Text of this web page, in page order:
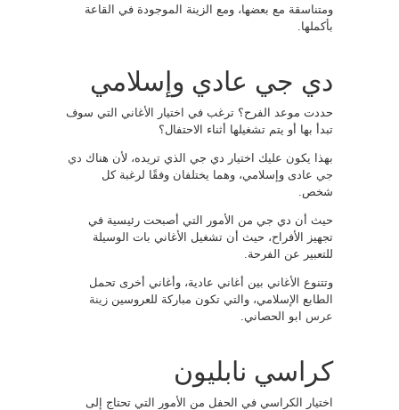
ومتناسقة مع بعضها، ومع الزينة الموجودة في القاعة
بأكملها.
دي جي عادي وإسلامي
حددت موعد الفرح؟ ترغب في اختيار الأغاني التي سوف
تبدأ بها أو يتم تشغيلها أثناء الاحتفال؟
بهذا يكون عليك اختيار دي جي الذي تريده، لأن هناك دي
جي عادى وإسلامي، وهما يختلفان وفقًا لرغبة كل
شخص.
حيث أن دي جي من الأمور التي أصبحت رئيسية في
تجهيز الأفراح، حيث أن تشغيل الأغاني بات الوسيلة
للتعبير عن الفرحة.
وتتنوع الأغاني بين أغاني عادية، وأغاني أخرى تحمل
الطابع الإسلامي، والتي تكون مباركة للعروسين زينة
عرس ابو الحصاني.
كراسي نابليون
اختيار الكراسي في الحفل من الأمور التي تحتاج إلى